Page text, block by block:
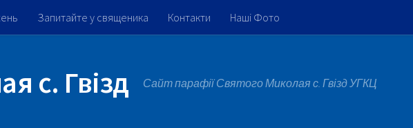
Запитайте у священика Контакти Наші Фото
с. Гвізд Сайт парафії Святого Миколая с. Гвізд УГКЦ